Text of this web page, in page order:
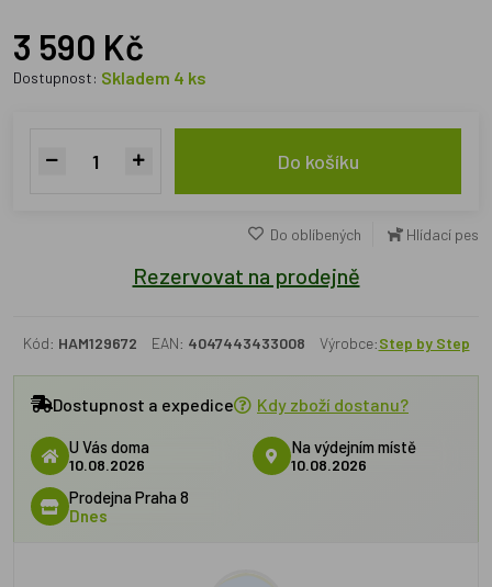
3 590 Kč
Dostupnost: Skladem 4 ks
Do košíku
Do oblíbených Hlídací pes
Rezervovat na prodejně
Kód: HAM129672 EAN: 4047443433008 Výrobce:Step by Step
Dostupnost a expedice Kdy zboží dostanu?
U Vás doma
10.08.2026
Na výdejním místě
10.08.2026
Prodejna Praha 8
Dnes